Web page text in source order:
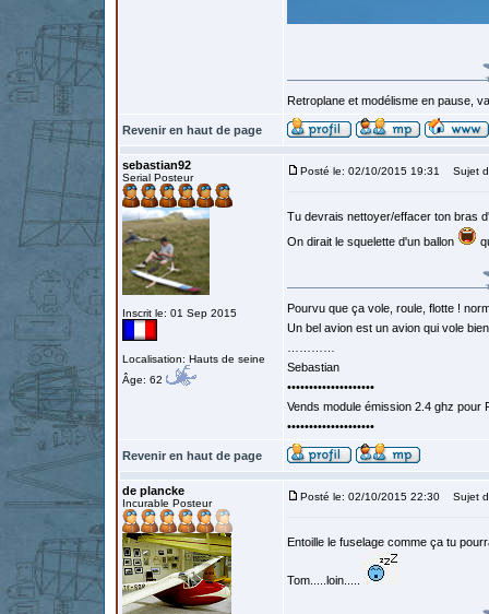
Retroplane et modélisme en pause,
Revenir en haut de page
sebastian92
Serial Posteur
Inscrit le: 01 Sep 2015
Localisation: Hauts de seine
Âge: 62
Posté le: 02/10/2015 19:31 Sujet
Tu devrais nettoyer/effacer ton bras
On dirait le squelette d'un ballon
Pourvu que ça vole, roule, flotte !
Un bel avion est un avion qui vole
Sebastian
••••••••••••••••••••
Vends module émission 2.4 ghz
••••••••••••••••••••
Revenir en haut de page
de plancke
Incurable Posteur
Posté le: 02/10/2015 22:30 Sujet
Entoille le fuselage comme ça tu
Tom.....loin.....